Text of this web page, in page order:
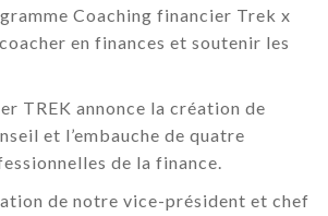
Coaching financier Trek x
en finances et soutenir les
TREK annonce la création de
et l’embauche de quatre
de la finance.
de notre vice-président et chef